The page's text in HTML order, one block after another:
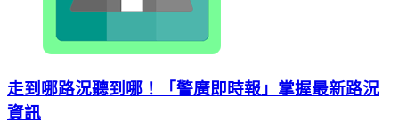
走到哪路況聽到哪！「警廣即時報」掌握最新路況
資訊